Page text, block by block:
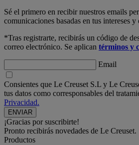
Sé el primero en recibir nuestros emails
comunicaciones basadas en tus intereses
*Tras registrarte, recibirás un código de
correo electrónico. Se aplican términos y
Email
Consientes que Le Creuset S.L y Le
tus datos como corresponsables del
Privacidad.
¡Gracias por suscribirte!
Pronto recibirás novedades de Le Creuset.
Productos